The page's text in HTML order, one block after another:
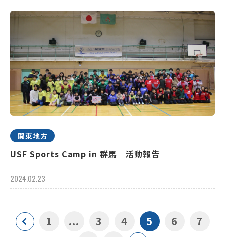
関東地方
USF Sports Camp in 群馬 活動報告
2024.02.23
1 ... 3 4 5 6
7